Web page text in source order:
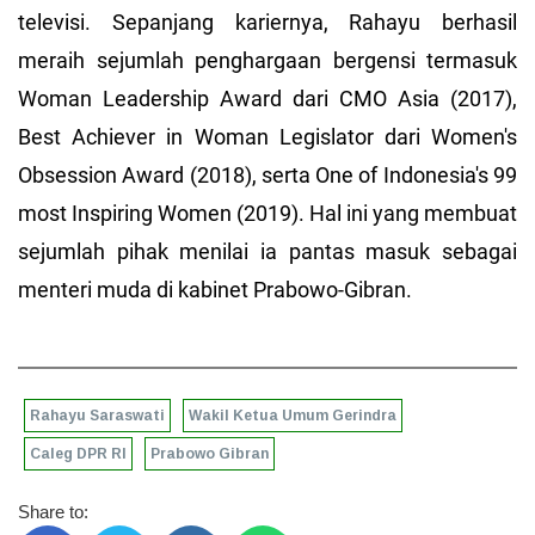
televisi. Sepanjang kariernya, Rahayu berhasil
meraih sejumlah penghargaan bergensi termasuk
Woman Leadership Award dari CMO Asia (2017),
Best Achiever in Woman Legislator dari Women's
Obsession Award (2018), serta One of Indonesia's 99
most Inspiring Women (2019). Hal ini yang membuat
sejumlah pihak menilai ia pantas masuk sebagai
menteri muda di kabinet Prabowo-Gibran.
Rahayu Saraswati Wakil Ketua Umum Gerindra
Caleg DPR RI Prabowo Gibran
Share to: